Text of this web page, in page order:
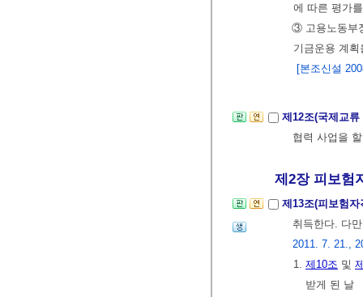
에 따른 평가
③ 고용노동부
기금운용 계
[본조신설
제12조(국제교
협력 사업을
제2장 피보험
제13조(피보험
취득한다. 다
2011. 7. 21.,
1. 제10조 및
받게 된 날